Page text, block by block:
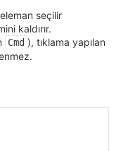
seçilir
kaldırır.
Cmd ), tıklama yapılan